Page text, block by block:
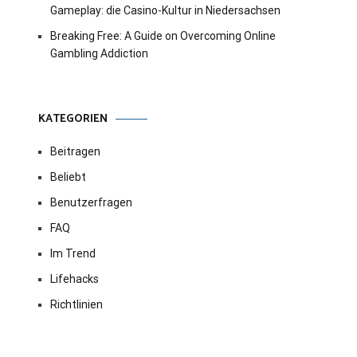
Gameplay: die Casino-Kultur in Niedersachsen
Breaking Free: A Guide on Overcoming Online
Gambling Addiction
KATEGORIEN
Beitragen
Beliebt
Benutzerfragen
FAQ
Im Trend
Lifehacks
Richtlinien